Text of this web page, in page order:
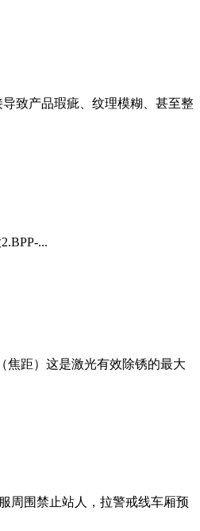
致产品瑕疵、纹理模糊、甚至整
...
焦距）这是激光有效除锈的最大
周围禁止站人，拉警戒线车厢预